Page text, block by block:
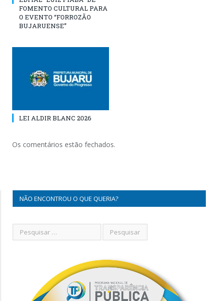
FOMENTO CULTURAL PARA
O EVENTO “FORROZÃO
BUJARUENSE”
LEI ALDIR BLANC 2026
Os comentários estão fechados.
NÃO ENCONTROU O QUE QUERIA?